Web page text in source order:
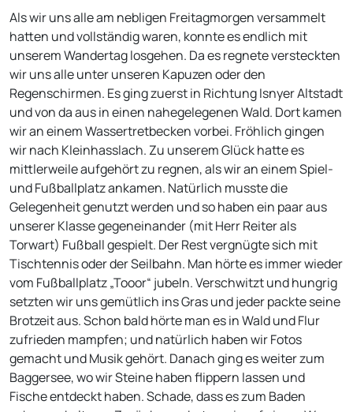
Als wir uns alle am nebligen Freitagmorgen versammelt
hatten und vollständig waren, konnte es endlich mit
unserem Wandertag losgehen. Da es regnete versteckten
wir uns alle unter unseren Kapuzen oder den
Regenschirmen. Es ging zuerst in Richtung Isnyer Altstadt
und von da aus in einen nahegelegenen Wald. Dort kamen
wir an einem Wassertretbecken vorbei. Fröhlich gingen
wir nach Kleinhasslach. Zu unserem Glück hatte es
mittlerweile aufgehört zu regnen, als wir an einem Spiel-
und Fußballplatz ankamen. Natürlich musste die
Gelegenheit genutzt werden und so haben ein paar aus
unserer Klasse gegeneinander (mit Herr Reiter als
Torwart) Fußball gespielt. Der Rest vergnügte sich mit
Tischtennis oder der Seilbahn. Man hörte es immer wieder
vom Fußballplatz „Tooor“ jubeln. Verschwitzt und hungrig
setzten wir uns gemütlich ins Gras und jeder packte seine
Brotzeit aus. Schon bald hörte man es in Wald und Flur
zufrieden mampfen; und natürlich haben wir Fotos
gemacht und Musik gehört. Danach ging es weiter zum
Baggersee, wo wir Steine haben flippern lassen und
Fische entdeckt haben. Schade, dass es zum Baden